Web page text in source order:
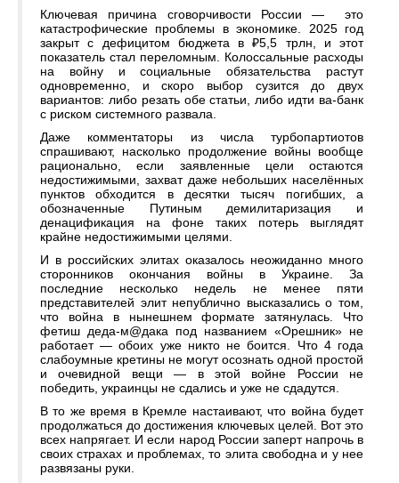
Ключевая причина сговорчивости России — это
катастрофические проблемы в экономике. 2025 год
закрыт с дефицитом бюджета в ₽5,5 трлн, и этот
показатель стал переломным. Колоссальные расходы
на войну и социальные обязательства растут
одновременно, и скоро выбор сузится до двух
вариантов: либо резать обе статьи, либо идти ва-банк
с риском системного развала.
Даже комментаторы из числа турбопартиотов
спрашивают, насколько продолжение войны вообще
рационально, если заявленные цели остаются
недостижимыми, захват даже небольших населённых
пунктов обходится в десятки тысяч погибших, а
обозначенные Путиным демилитаризация и
денацификация на фоне таких потерь выглядят
крайне недостижимыми целями.
И в российских элитах оказалось неожиданно много
сторонников окончания войны в Украине. За
последние несколько недель не менее пяти
представителей элит непублично высказались о том,
что война в нынешнем формате затянулась. Что
фетиш деда-м@дака под названием «Орешник» не
работает — обоих уже никто не боится. Что 4 года
слабоумные кретины не могут осознать одной простой
и очевидной вещи — в этой войне России не
победить, украинцы не сдались и уже не сдадутся.
В то же время в Кремле настаивают, что война будет
продолжаться до достижения ключевых целей. Вот это
всех напрягает. И если народ России заперт напрочь в
своих страхах и проблемах, то элита свободна и у нее
развязаны руки.